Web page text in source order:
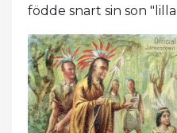
födde snart sin son